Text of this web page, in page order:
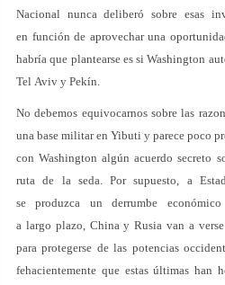
Nacional nunca deliberó sobre esas
en función de aprovechar una
habría que plantearse es si Washington
Tel Aviv y Pekín.
No debemos equivocarnos sobre las
una base militar en Yibuti y parece poco
con Washington algún acuerdo secreto
ruta de la seda. Por supuesto, a
se produzca un derrumbe
a largo plazo, China y Rusia van a
para protegerse de las potencias
fehacientemente que estas últimas